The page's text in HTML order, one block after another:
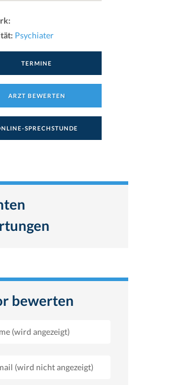
Psychiater
TERMINE
ARZT BEWERTEN
SPRECHSTUNDE
bewerten